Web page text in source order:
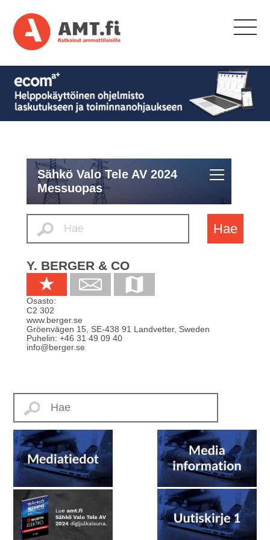
Sähkö Valo Tele AV 2024
Messuopas
Hae
Y. BERGER & CO
Osasto:
C2 302
www.berger.se
Gröenvägen 15 SE-438 91 Landvetter, Sweden
Puhelin: +46 31 49 09 40
info@berger.se